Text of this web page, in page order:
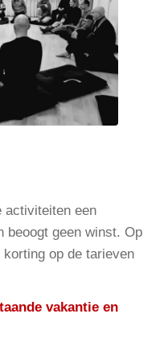
en zondag
in de eetkamer
activiteiten een
beoogt geen winst. Op
op de tarieven
vakantie en